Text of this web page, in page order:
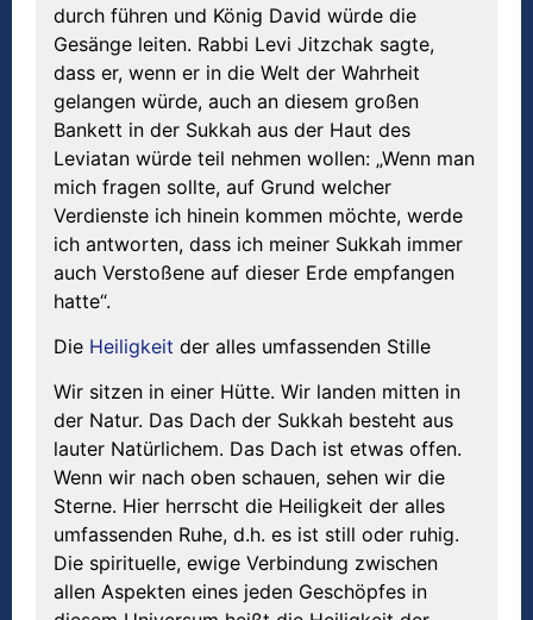
durch führen und König David würde die
Gesänge leiten. Rabbi Levi Jitzchak sagte,
dass er, wenn er in die Welt der Wahrheit
gelangen würde, auch an diesem großen
Bankett in der Sukkah aus der Haut des
Leviatan würde teil nehmen wollen: „Wenn man
mich fragen sollte, auf Grund welcher
Verdienste ich hinein kommen möchte, werde
ich antworten, dass ich meiner Sukkah immer
auch Verstoßene auf dieser Erde empfangen
hatte“.
Die Heiligkeit der alles umfassenden Stille
Wir sitzen in einer Hütte. Wir landen mitten in
der Natur. Das Dach der Sukkah besteht aus
lauter Natürlichem. Das Dach ist etwas offen.
Wenn wir nach oben schauen, sehen wir die
Sterne. Hier herrscht die Heiligkeit der alles
umfassenden Ruhe, d.h. es ist still oder ruhig.
Die spirituelle, ewige Verbindung zwischen
allen Aspekten eines jeden Geschöpfes in